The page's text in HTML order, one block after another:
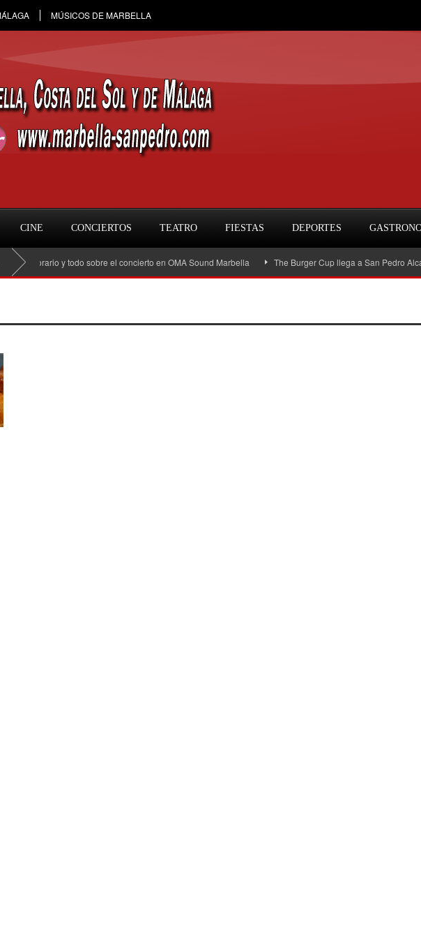
MÚSICOS DE MARBELLA
CINE CONCIERTOS TEATRO FIESTAS DEPORTES
y todo sobre el concierto en OMA Sound Marbella The Burger Cup llega a San Pedro Alcántara: